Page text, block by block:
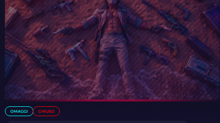
OMAGGI CHIUSO